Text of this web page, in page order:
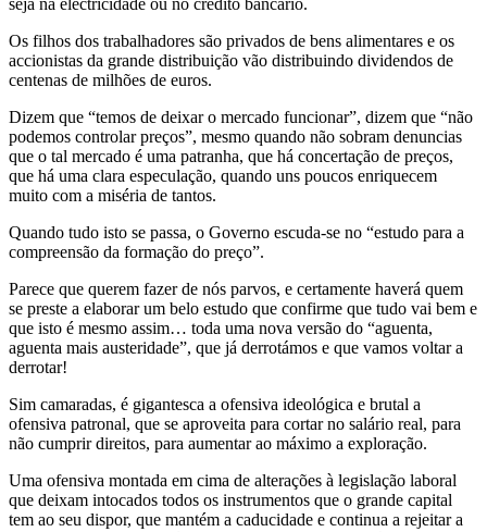
Os filhos dos trabalhadores são privados de bens alimentares e os
accionistas da grande distribuição vão distribuindo dividendos de
centenas de milhões de euros.
Dizem que “temos de deixar o mercado funcionar”, dizem que “não
podemos controlar preços”, mesmo quando não sobram denuncias
que o tal mercado é uma patranha, que há concertação de preços,
que há uma clara especulação, quando uns poucos enriquecem
muito com a miséria de tantos.
Quando tudo isto se passa, o Governo escuda-se no “estudo para a
compreensão da formação do preço”.
Parece que querem fazer de nós parvos, e certamente haverá quem
se preste a elaborar um belo estudo que confirme que tudo vai bem e
que isto é mesmo assim… toda uma nova versão do “aguenta,
aguenta mais austeridade”, que já derrotámos e que vamos voltar a
derrotar!
Sim camaradas, é gigantesca a ofensiva ideológica e brutal a
ofensiva patronal, que se aproveita para cortar no salário real, para
não cumprir direitos, para aumentar ao máximo a exploração.
Uma ofensiva montada em cima de alterações à legislação laboral
que deixam intocados todos os instrumentos que o grande capital
tem ao seu dispor, que mantém a caducidade e continua a rejeitar a